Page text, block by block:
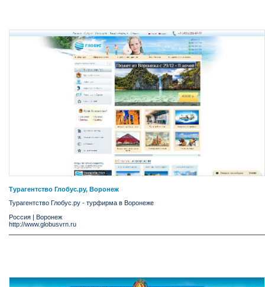
Турагентство Глобус.ру, Воронеж
Турагентство Глобус.ру - турфирма в Воронеже
Россия | Воронеж
http://www.globusvrn.ru